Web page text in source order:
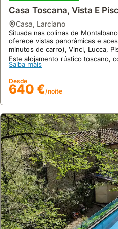
9.1 63 avaliações
Villetta Di Charme In
casa,Lanciano
Situada no centro de Lanciano,
acesso conveniente a atrações
Abadia de San Giovanni in Venere.
Esta casa de férias com 180 m²
ar condicionado, Wi-Fi gratuito,
churrasqueira para refeições ao
Saiba mais
171 €/noite
casa, Larciano
Situada nas colinas de
oferece vistas panorâmicas e
minutos de carro), Vinci, Lucca,
Este alojamento rústico toscano,
independentes, acomoda até 19
sombreado com churrasqueira,
para caminhadas.
Saiba mais
Desde
640 €/noite